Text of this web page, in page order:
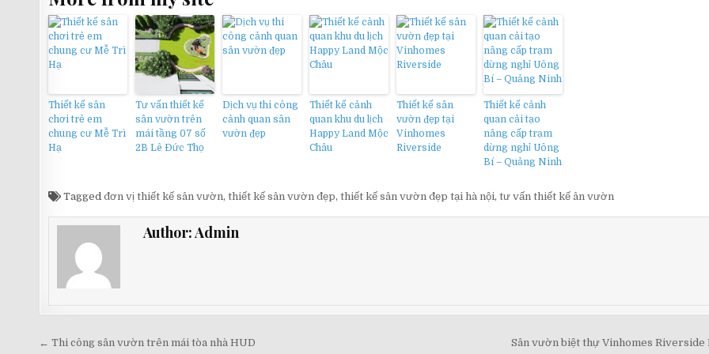
Thiết kế sân
chơi trẻ em
chung cư Mễ Trì
Hạ
Tư vấn thiết kế
sân vườn trên
mái tầng 07 số
2B Lê Đức Thọ
Dịch vụ thi công
cảnh quan sân
vườn đẹp
Thiết kế cảnh
quan khu du lịch
Happy Land Mộc
Châu
Thiết kế sân
vườn đẹp tại
Vinhomes
Riverside
Thiết kế cảnh
quan cải tạo
nâng cấp trạm
dừng nghỉ Uông
Bí – Quảng Ninh
Taggedđơn vị thiết kế sân vườn,thiết kế sân vườn đẹp,thiết kế sân vườn đẹp tại hà nội,tư vấn thiết kế ân vườn
Author:Admin
Điều Sân vườn biệt thự Vinhomes
← Thi công sân vườn trên mái tòa nhà HUD